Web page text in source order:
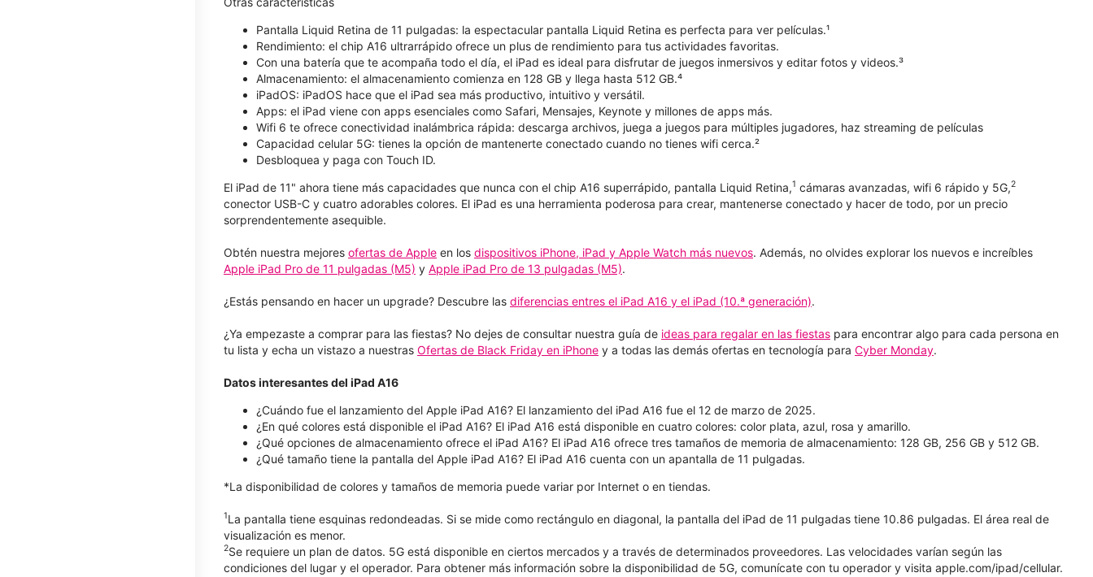
Pantalla Liquid Retina de 11 pulgadas: la espectacular pantalla Liquid Retina es perfecta para ver películas.¹
Rendimiento: el chip A16 ultrarrápido ofrece un plus de rendimiento para tus actividades favoritas.
Con una batería que te acompaña todo el día, el iPad es ideal para disfrutar de juegos inmersivos y editar fotos y videos.³
Almacenamiento: el almacenamiento comienza en 128 GB y llega hasta 512 GB.⁴
iPadOS: iPadOS hace que el iPad sea más productivo, intuitivo y versátil.
Apps: el iPad viene con apps esenciales como Safari, Mensajes, Keynote y millones de apps más.
Wifi 6 te ofrece conectividad inalámbrica rápida: descarga archivos, juega a juegos para múltiples jugadores, haz streaming de películas
Capacidad celular 5G: tienes la opción de mantenerte conectado cuando no tienes wifi cerca.²
Desbloquea y paga con Touch ID.
El iPad de 11" ahora tiene más capacidades que nunca con el chip A16 superrápido, pantalla Liquid Retina,1 cámaras avanzadas, wifi 6 rápido y 5G,2
conector USB-C y cuatro adorables colores. El iPad es una herramienta poderosa para crear, mantenerse conectado y hacer de todo, por un precio
sorprendentemente asequible.
Obtén nuestra mejores ofertas de Apple en los dispositivos iPhone, iPad y Apple Watch más nuevos. Además, no olvides explorar los nuevos e increíbles
Apple iPad Pro de 11 pulgadas (M5) y Apple iPad Pro de 13 pulgadas (M5).
¿Estás pensando en hacer un upgrade? Descubre las diferencias entres el iPad A16 y el iPad (10.ª generación).
¿Ya empezaste a comprar para las fiestas? No dejes de consultar nuestra guía de ideas para regalar en las fiestas para encontrar algo para cada persona en
tu lista y echa un vistazo a nuestras Ofertas de Black Friday en iPhone y a todas las demás ofertas en tecnología para Cyber Monday.
Datos interesantes del iPad A16
¿Cuándo fue el lanzamiento del Apple iPad A16? El lanzamiento del iPad A16 fue el 12 de marzo de 2025.
¿En qué colores está disponible el iPad A16? El iPad A16 está disponible en cuatro colores: color plata, azul, rosa y amarillo.
¿Qué opciones de almacenamiento ofrece el iPad A16? El iPad A16 ofrece tres tamaños de memoria de almacenamiento: 128 GB, 256 GB y 512 GB.
¿Qué tamaño tiene la pantalla del Apple iPad A16? El iPad A16 cuenta con un apantalla de 11 pulgadas.
*La disponibilidad de colores y tamaños de memoria puede variar por Internet o en tiendas.
1La pantalla tiene esquinas redondeadas. Si se mide como rectángulo en diagonal, la pantalla del iPad de 11 pulgadas tiene 10.86 pulgadas. El área real de
visualización es menor.
2Se requiere un plan de datos. 5G está disponible en ciertos mercados y a través de determinados proveedores. Las velocidades varían según las
condiciones del lugar y el operador. Para obtener más información sobre la disponibilidad de 5G, comunícate con tu operador y visita apple.com/ipad/cellular.